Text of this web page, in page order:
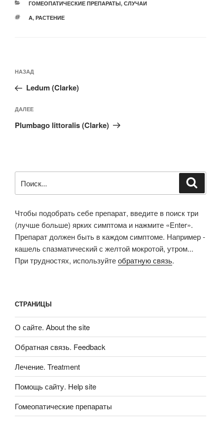
РУБРИКИ
ГОМЕОПАТИЧЕСКИЕ ПРЕПАРАТЫ, СЛУЧАИ
МЕТКИ
A, РАСТЕНИЕ
по
записям
Предыдущая
запись:
НАЗАД
Ledum (Clarke)
Следующая
запись
ДАЛЕЕ
Plumbago littoralis (Clarke)
Чтобы подобрать себе препарат, введите в поиск три
(лучше больше) ярких симптома и нажмите «Enter».
Препарат должен быть в каждом симптоме. Например -
кашель спазматический с желтой мокротой, утром...
При трудностях, используйтеобратную связь.
СТРАНИЦЫ
О сайте. About the site
Обратная связь. Feedback
Лечение. Treatment
Помощь сайту. Help site
Гомеопатические препараты